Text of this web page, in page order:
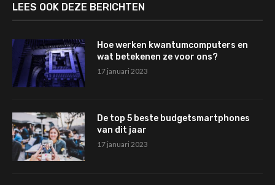
LEES OOK DEZE BERICHTEN
Hoe werken kwantumcomputers en
wat betekenen ze voor ons?
17 januari 2023
De top 5 beste budgetsmartphones
van dit jaar
17 januari 2023